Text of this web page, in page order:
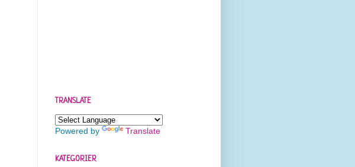
TRANSLATE
Powered by Translate
KATEGORIER